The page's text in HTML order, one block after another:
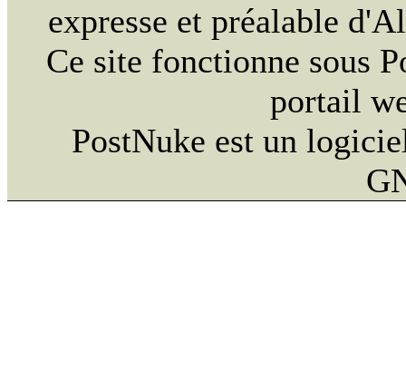
expresse et préalable
Ce site fonctionne sous
portail
PostNuke est un